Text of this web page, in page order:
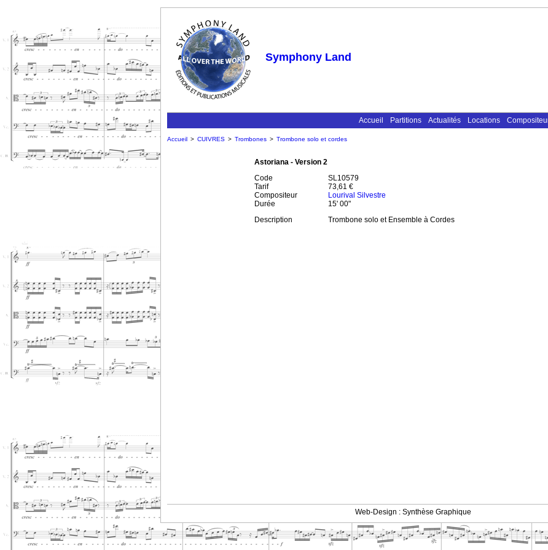
Symphony Land
Accueil Partitions Actualités Locations
Accueil > CUIVRES > Trombones > Trombone solo et cordes
Astoriana - Version 2
Code
SL10579
Tarif
73,61 €
Compositeur
Lourival Silvestre
Durée
15' 00"
Description
Trombone solo et Ensemble à Cordes
Web-Design : Synthèse Graphique